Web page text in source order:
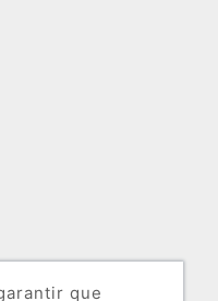
que